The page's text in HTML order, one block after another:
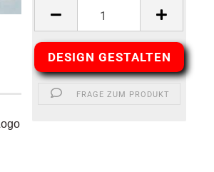
DESIGN GESTALTEN
FRAGE ZUM PRODUKT